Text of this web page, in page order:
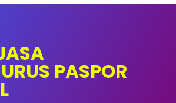
PASPOR